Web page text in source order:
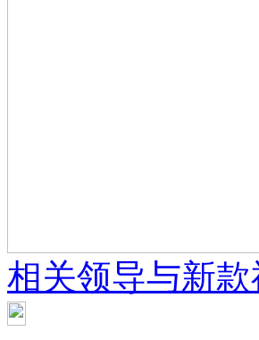
相关领导与新